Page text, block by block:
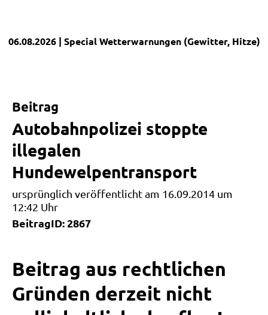
06.08.2026 | SpecialWetterwarnungen (Gewitter, Hitze)
Beitrag
Autobahnpolizei stoppte
illegalen
Hundewelpentransport
ursprünglich veröffentlicht am 16.09.2014 um
12:42 Uhr
BeitragID: 2867
Beitrag aus rechtlichen
Gründen derzeit nicht